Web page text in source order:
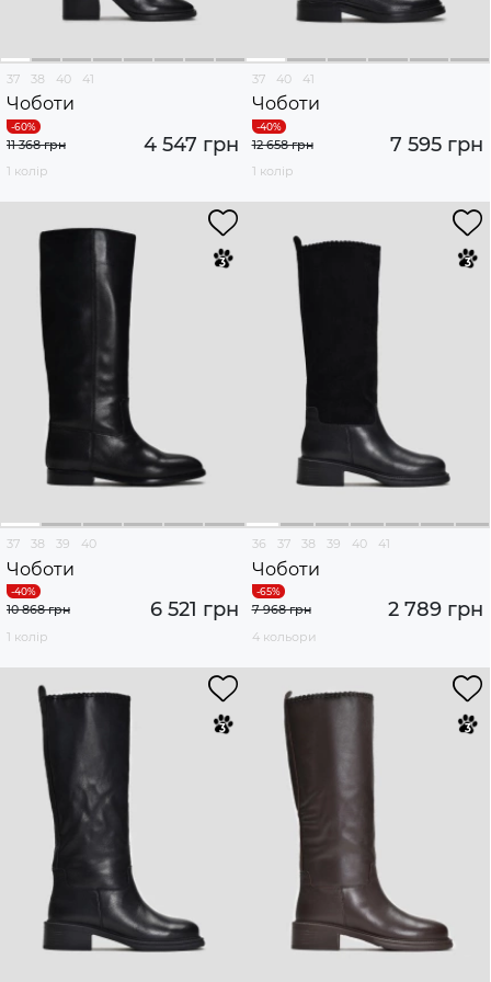
37 38 40 41
Чоботи
4 547 грн
11 368 грн
1 колір
37 40 41
Чоботи
7 595 грн
12 658 грн
1 колір
37 38 39 40
Чоботи
6 521 грн
10 868 грн
1 колір
36 37 38 39 40 41
Чоботи
2 789 грн
7 968 грн
4 кольори